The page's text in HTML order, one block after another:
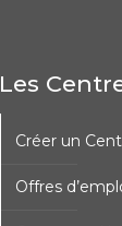
Les
Créer un
Offres